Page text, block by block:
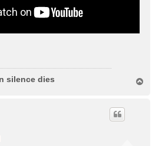
silence dies